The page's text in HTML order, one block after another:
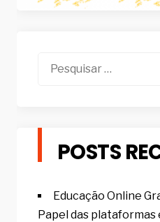
Pesquisar
POSTS
Educação Online
Papel das